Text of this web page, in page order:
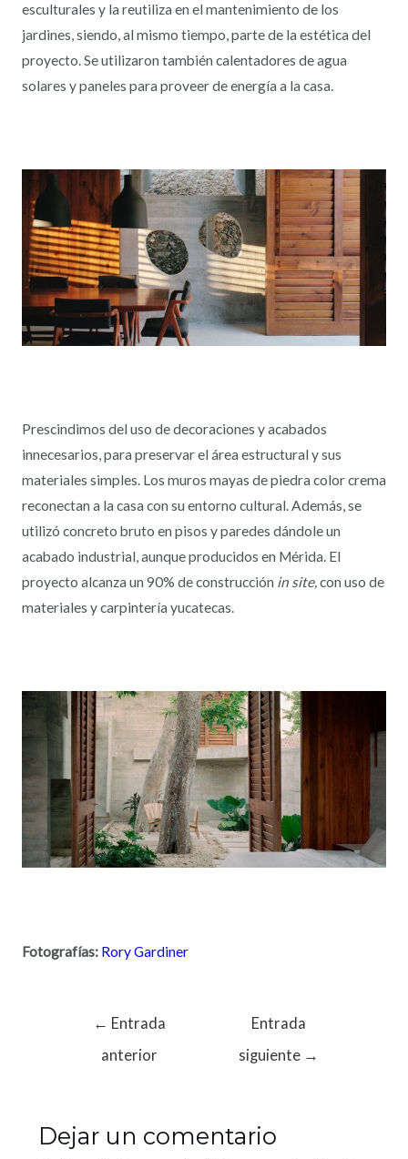
esculturales y la reutiliza en el mantenimiento de los
jardines, siendo, al mismo tiempo, parte de la estética del
proyecto. Se utilizaron también calentadores de agua
solares y paneles para proveer de energía a la casa.
Prescindimos del uso de decoraciones y acabados
innecesarios, para preservar el área estructural y sus
materiales simples. Los muros mayas de piedra color crema
reconectan a la casa con su entorno cultural. Además, se
utilizó concreto bruto en pisos y paredes dándole un
acabado industrial, aunque producidos en Mérida. El
proyecto alcanza un 90% de construcción in site,con uso de
materiales y carpintería yucatecas.
Fotografías: RoryGardiner
← Entrada
anterior
Entrada
siguiente →
Dejar un comentario